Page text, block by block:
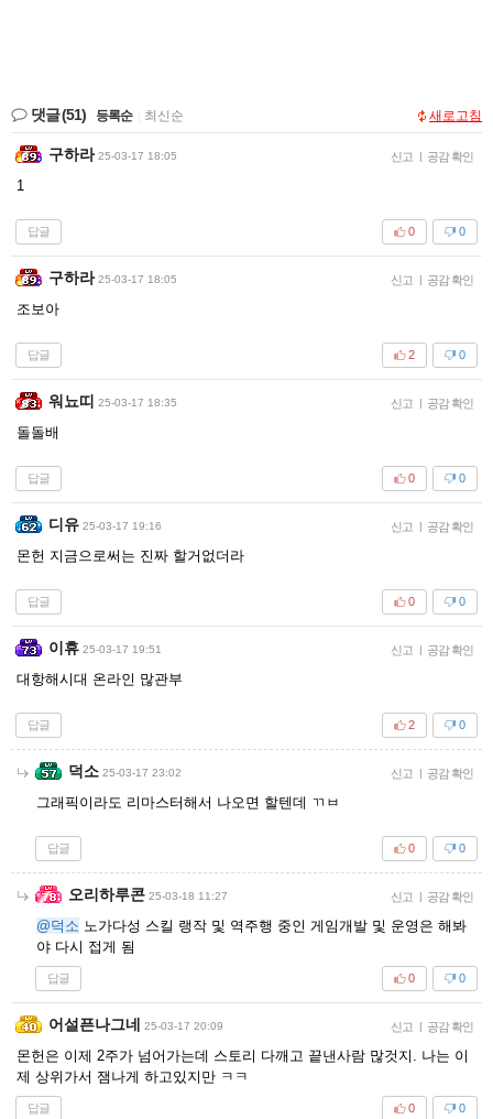
댓글(51) 등록순 최신순 새로고침
구하라 25-03-17 18:05 신고 | 공감 확인
1
답글 0
0
구하라 25-03-17 18:05 신고 | 공감 확인
조보아
답글 0
2
워뇨띠 25-03-17 18:35 신고 | 공감 확인
돌돌배
답글 0
0
디유 25-03-17 19:16 신고 | 공감 확인
몬헌 지금으로써는 진짜 할거없더라
답글 0
0
이휴 25-03-17 19:51 신고 | 공감 확인
대항해시대 온라인 많관부
답글 0
2
덕소 25-03-17 23:02 신고 | 공감 확인
그래픽이라도 리마스터해서 나오면 할텐데 ㄲㅂ
답글 0
0
오리하루콘 25-03-18 11:27 신고 | 공감 확인
@덕소 노가다성 스킬 랭작 및 역주행 중인 게임개발 및 운영은 해봐
야 다시 접게 됨
답글 0
0
어설픈나그네 25-03-17 20:09 신고 | 공감 확인
몬헌은 이제 2주가 넘어가는데 스토리 다깨고 끝낸사람 많것지. 나는 이
제 상위가서 잼나게 하고있지만 ㅋㅋ
답글 0
0